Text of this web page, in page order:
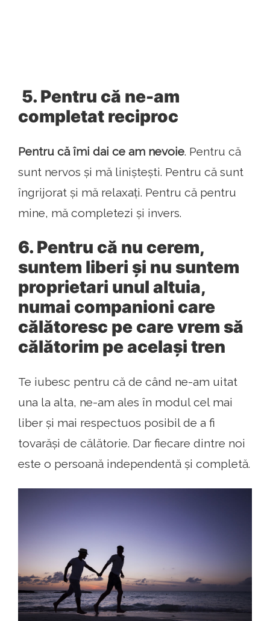
5. Pentru că ne-am
completat reciproc
Pentru că îmi dai ce am nevoie. Pentru că
sunt nervos și mă liniștești. Pentru că sunt
îngrijorat și mă relaxați. Pentru că pentru
mine, mă completezi și invers.
6. Pentru că nu cerem,
suntem liberi și nu suntem
proprietari unul altuia,
numai companioni care
călătoresc pe care vrem să
călătorim pe același tren
Te iubesc pentru că de când ne-am uitat
una la alta, ne-am ales în modul cel mai
liber și mai respectuos posibil de a fi
tovarăși de călătorie. Dar fiecare dintre noi
este o persoană independentă și completă.